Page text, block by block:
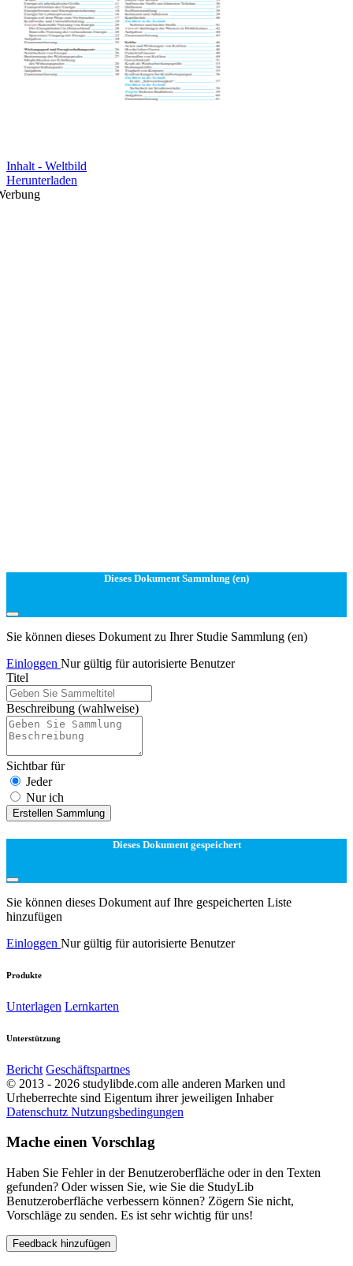
Inhalt - Weltbild
Herunterladen
Dieses Dokument Sammlung (en)
Sie können dieses Dokument zu Ihrer Studie Sammlung (en)
Einloggen Nur gültig für autorisierte Benutzer
Titel
Beschreibung (wahlweise)
Sichtbar für
Jeder
Nur ich
Erstellen Sammlung
Dieses Dokument gespeichert
Sie können dieses Dokument auf Ihre gespeicherten Liste
hinzufügen
Einloggen Nur gültig für autorisierte Benutzer
Produkte
Unterlagen Lernkarten
Unterstützung
Bericht Geschäftspartnes
© 2013 - 2026 studylibde.com alle anderen Marken und
Urheberrechte sind Eigentum ihrer jeweiligen Inhaber
Datenschutz Nutzungsbedingungen
Mache einen Vorschlag
Haben Sie Fehler in der Benutzeroberfläche oder in den Texten
gefunden? Oder wissen Sie, wie Sie die StudyLib
Benutzeroberfläche verbessern können? Zögern Sie nicht,
Vorschläge zu senden. Es ist sehr wichtig für uns!
Feedback hinzufügen